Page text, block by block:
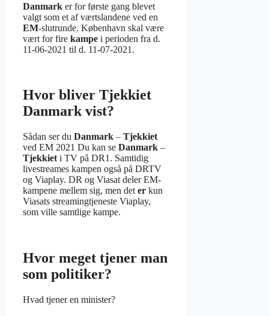
Danmark er for første gang blevet
valgt som et af værtslandene ved en
EM-slutrunde. København skal være
vært for fire kampe i perioden fra d.
11-06-2021 til d. 11-07-2021.
Hvor bliver Tjekkiet
Danmark vist?
Sådan ser du Danmark – Tjekkiet
ved EM 2021 Du kan se Danmark –
Tjekkiet i TV på DR1. Samtidig
livestreames kampen også på DRTV
og Viaplay. DR og Viasat deler EM-
kampene mellem sig, men det er kun
Viasats streamingtjeneste Viaplay,
som ville samtlige kampe.
Hvor meget tjener man
som politiker?
Hvad tjener en minister?